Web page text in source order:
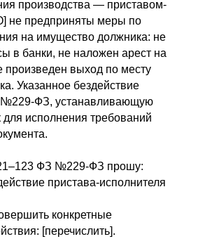
производства — приставом-
не предприняты меры по
на имущество должника: не
в банки, не наложен арест на
произведен выход по месту
Указанное бездействие
№229-ФЗ, устанавливающую
исполнения требований
ФЗ №229-ФЗ прошу:
пристава-исполнителя
конкретные
[перечислить].